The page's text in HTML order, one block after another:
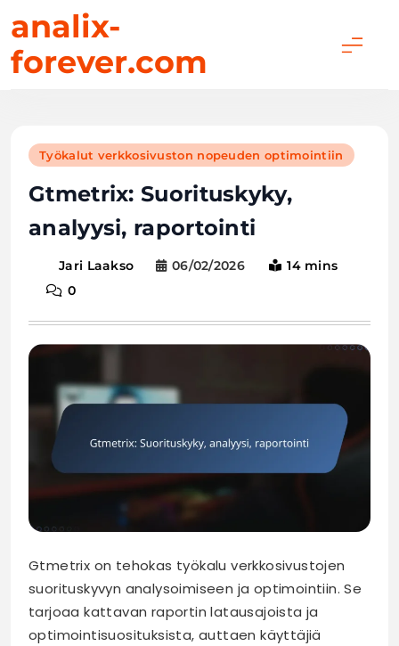
to
content
analix-
forever.com
Työkalut verkkosivuston nopeuden optimointiin
Gtmetrix: Suorituskyky,
analyysi, raportointi
Jari Laakso 06/02/2026
14 mins
0
Gtmetrix on tehokas työkalu verkkosivustojen
suorituskyvyn analysoimiseen ja optimointiin. Se
tarjoaa kattavan raportin latausajoista ja
optimointisuosituksista, auttaen käyttäjiä